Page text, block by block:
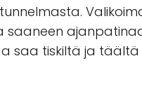
saaneen
saa tiskiltä ja